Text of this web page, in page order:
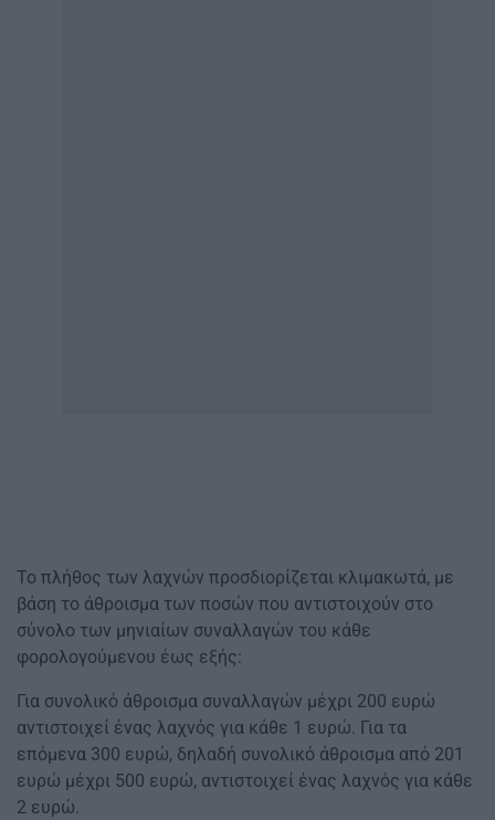
Το πλήθος των λαχνών προσδιορίζεται κλιμακωτά, με
βάση το άθροισμα των ποσών που αντιστοιχούν στο
σύνολο των μηνιαίων συναλλαγών του κάθε
φορολογούμενου έως εξής:
Για συνολικό άθροισμα συναλλαγών μέχρι 200 ευρώ
αντιστοιχεί ένας λαχνός για κάθε 1 ευρώ. Για τα
επόμενα 300 ευρώ, δηλαδή συνολικό άθροισμα από 201
ευρώ μέχρι 500 ευρώ, αντιστοιχεί ένας λαχνός για κάθε
2 ευρώ.